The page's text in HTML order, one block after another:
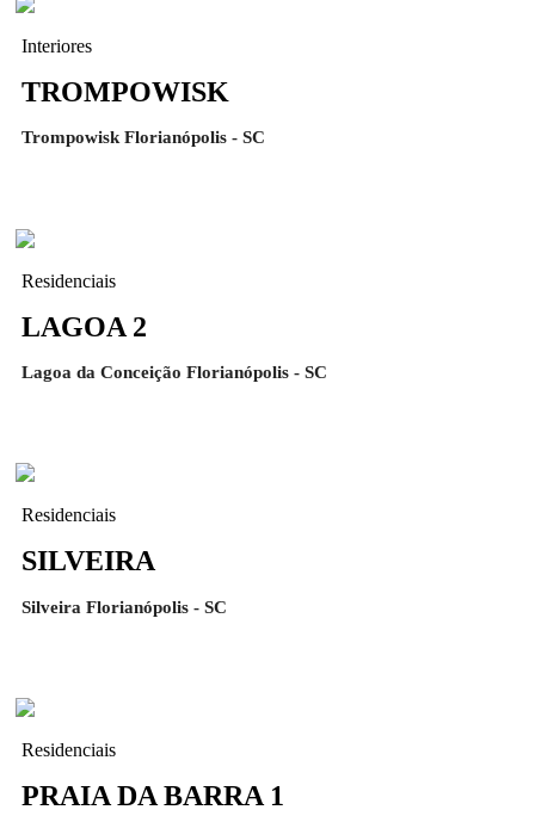
Interiores
TROMPOWISK
Trompowisk Florianópolis - SC
Residenciais
LAGOA 2
Lagoa da Conceição Florianópolis - SC
Residenciais
SILVEIRA
Silveira Florianópolis - SC
Residenciais
PRAIA DA BARRA 1